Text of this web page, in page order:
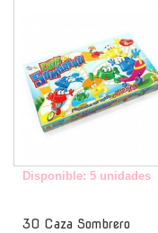
Disponible: 5 unidades
30 Caza Sombrero